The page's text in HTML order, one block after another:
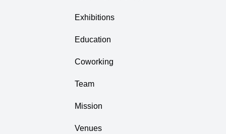
Exhibitions
Education
Coworking
Team
Mission
Venues